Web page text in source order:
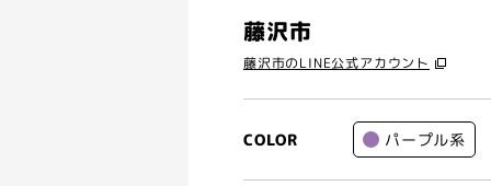
藤沢市
藤沢市のLINE公式アカウント
COLOR パープル系